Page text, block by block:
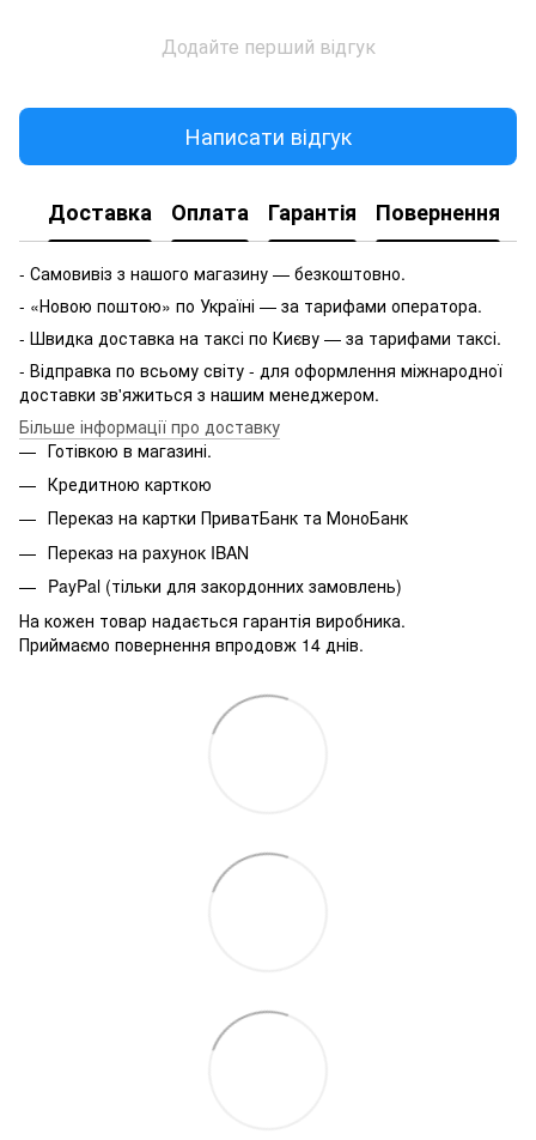
Додайте перший відгук
Написати відгук
Доставка Оплата Гарантія Повернення
- Самовивіз з нашого магазину — безкоштовно.
- «Новою поштою» по Україні — за тарифами оператора.
- Швидка доставка на таксі по Києву — за тарифами таксі.
- Відправка по всьому світу - для оформлення міжнародної
доставки зв'яжиться з нашим менеджером.
Більше інформації про доставку
Готівкою в магазині.
Кредитною карткою
Переказ на картки ПриватБанк та МоноБанк
Переказ на рахунок IBAN
PayPal (тільки для закордонних замовлень)
На кожен товар надається гарантія виробника.
Приймаємо повернення впродовж 14 днів.